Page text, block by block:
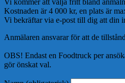
Vi kommer att välja fritt bland
Kostnaden är 4 000 kr, en plats är
Vi bekräftar via e-post till dig att din
Anmälaren ansvarar för att de
OBS! Endast en Foodtruck per
gör önskat val.